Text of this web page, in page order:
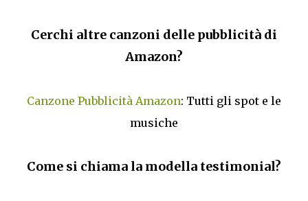
Cerchi altre canzoni delle pubblicità di
Amazon?
Canzone Pubblicità Amazon: Tutti gli spot e le
musiche
Come si chiama la modella testimonial?